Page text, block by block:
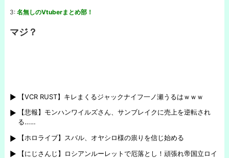
3: 名無しのVtuberまとめ部！
マジ？
【VCR RUST】キレまくるジャックナイフ一ノ瀬うるはｗｗｗ
【悲報】モンハンワイルズさん、サンブレイクに売上を逆転され
る……
【ホロライブ】スバル、オヤシロ様の祟りを信じ始める
【にじさんじ】ロシアンルーレットで厄落とし！頑張れ帝国立ロイ